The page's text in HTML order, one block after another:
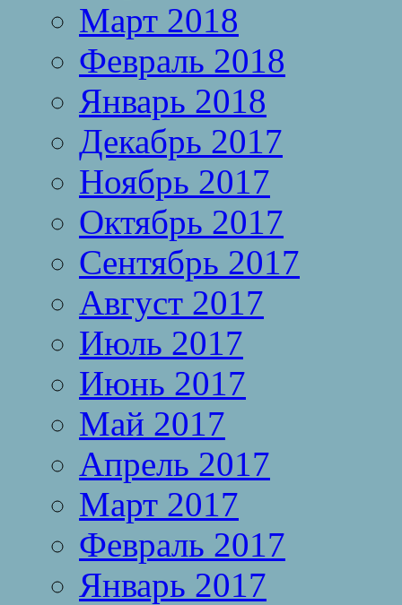
Март 2018
Февраль 2018
Январь 2018
Декабрь 2017
Ноябрь 2017
Октябрь 2017
Сентябрь 2017
Август 2017
Июль 2017
Июнь 2017
Май 2017
Апрель 2017
Март 2017
Февраль 2017
Январь 2017